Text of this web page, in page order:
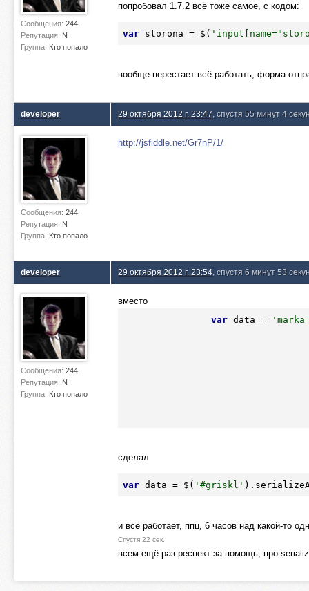
Сообщения: 244
Репутация: N
Группа: Кто попало
попробовал 1.7.2 всё тоже самое, с кодом:
var storona = $(
вообще перестает всё работать, форма
developer
Сообщения: 244
Репутация: N
Группа: Кто попало
29 октября 2012 г. 23:47 , спустя 55 минут 4
http://jsfiddle.net/Gr7nP/1/
developer
Сообщения: 244
Репутация: N
Группа: Кто попало
29 октября 2012 г. 23:54 , спустя 6 минут 53
вместо
var data =
сделал
var data = $( '#griskl'
и всё работает, ппц, 6 часов над какой-то
Спустя 22 сек.
всем ещё раз респект за помощь, про